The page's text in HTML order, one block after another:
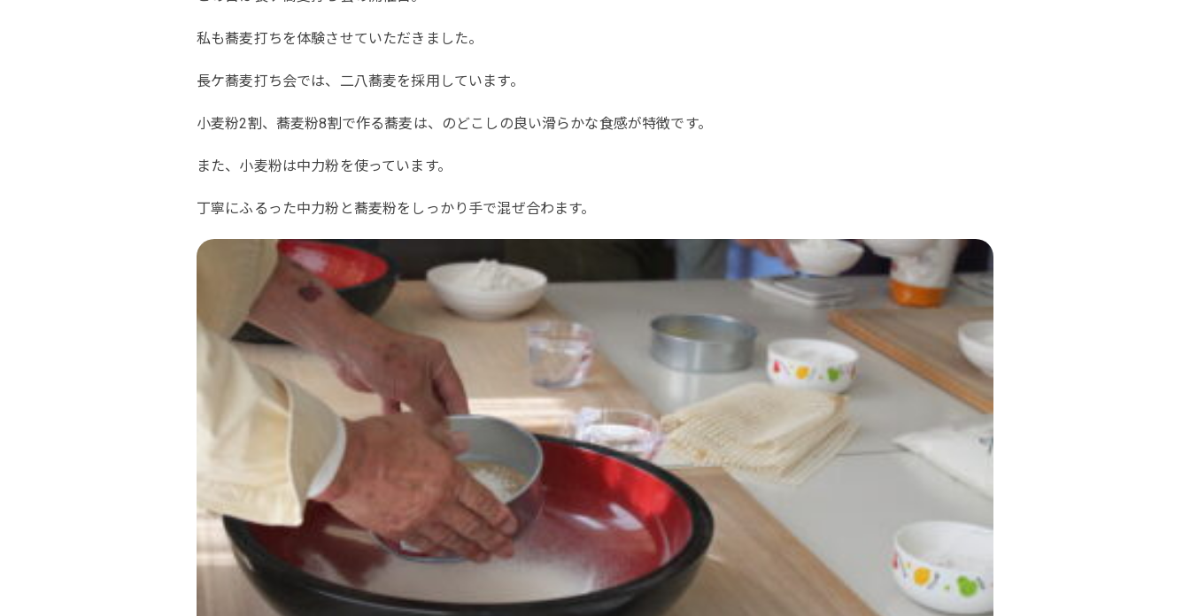
私も蕎麦打ちを体験させていただきました。
長ケ蕎麦打ち会では、二八蕎麦を採用しています。
小麦粉2割、蕎麦粉8割で作る蕎麦は、のどこしの良い滑らかな食感が特徴です。
また、小麦粉は中力粉を使っています。
丁寧にふるった中力粉と蕎麦粉をしっかり手で混ぜ合わます。